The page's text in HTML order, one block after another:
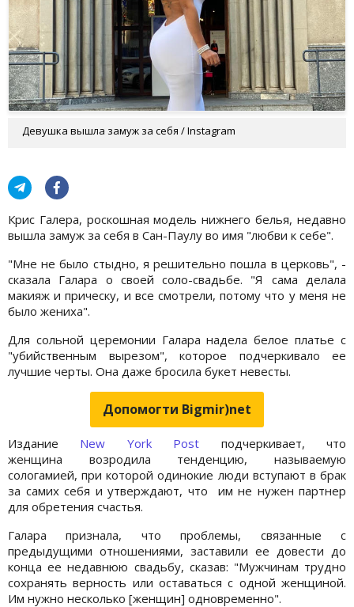
Девушка вышла замуж за себя / Instagram
Крис Галера, роскошная модель нижнего белья, недавно
вышла замуж за себя в Сан-Паулу во имя "любви к себе".
"Мне не было стыдно, я решительно пошла в церковь", -
сказала Галара о своей соло-свадьбе. "Я сама делала
макияж и прическу, и все смотрели, потому что у меня не
было жениха".
Для сольной церемонии Галара надела белое платье с
"убийственным вырезом", которое подчеркивало ее
лучшие черты. Она даже бросила букет невесты.
Допомогти Bigmir)net
Издание New York Post подчеркивает, что
женщина возродила тенденцию, называемую
сологамией, при которой одинокие люди вступают в брак
за самих себя и утверждают, что им не нужен партнер
для обретения счастья.
Галара признала, что проблемы, связанные с
предыдущими отношениями, заставили ее довести до
конца ее недавнюю свадьбу, сказав: "Мужчинам трудно
сохранять верность или оставаться с одной женщиной.
Им нужно несколько [женщин] одновременно".